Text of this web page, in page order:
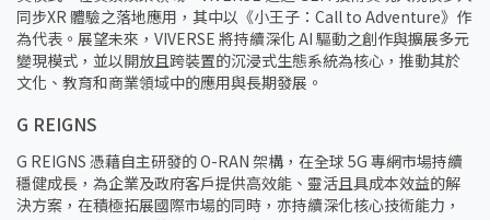
同步XR 體驗之落地應用，其中以《小王子：Call to Adventure》作
為代表。展望未來，VIVERSE 將持續深化 AI 驅動之創作與擴展多元
變現模式，並以開放且跨裝置的沉浸式生態系統為核心，推動其於
文化、教育和商業領域中的應用與長期發展。
G REIGNS
G REIGNS 憑藉自主研發的 O-RAN 架構，在全球 5G 專網市場持續
穩健成長，為企業及政府客戶提供高效能、靈活且具成本效益的解
決方案，在積極拓展國際市場的同時，亦持續深化核心技術能力，